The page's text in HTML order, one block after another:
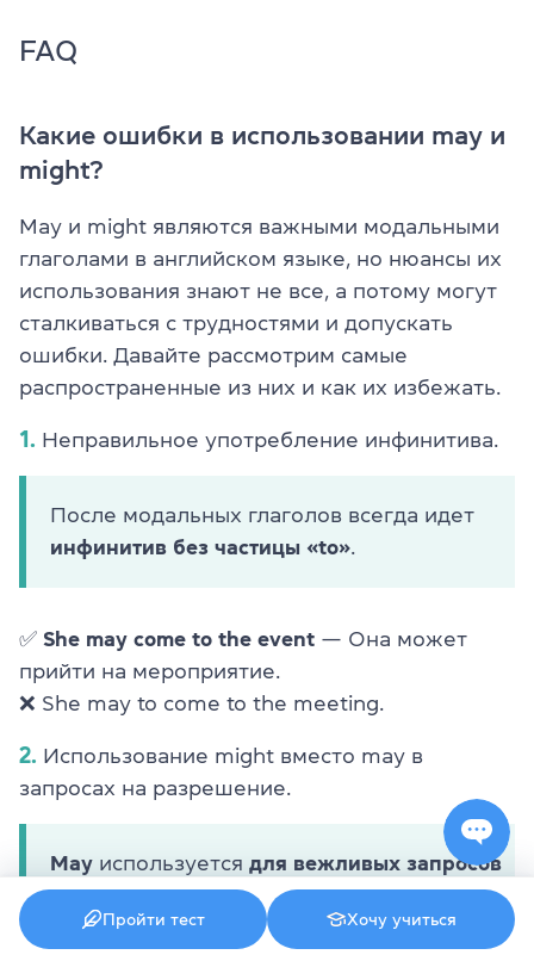
FAQ
Какие ошибки в использовании may и
might?
May и might являются важными модальными
глаголами в английском языке, но нюансы их
использования знают не все, а потому могут
сталкиваться с трудностями и допускать
ошибки. Давайте рассмотрим самые
распространенные из них и как их избежать.
1. Неправильное употребление инфинитива.
После модальных глаголов всегда идет
инфинитив без частицы «to».
✅ She may come to the event — Она может
прийти на мероприятие.
❌ She may to come to the meeting.
2. Использование might вместо may в
запросах на разрешение.
May используется для вежливых запросов
на разрешение, тогда какmightчаще
выражаетвозможность или
Пройти тест Хочу учиться